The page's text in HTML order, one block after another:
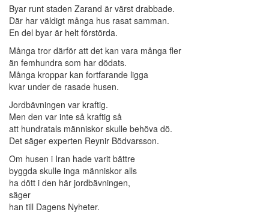
Byar runt staden Zarand är värst drabbade.
Där har väldigt många hus rasat samman.
En del byar är helt förstörda.
Många tror därför att det kan vara många fler
än femhundra som har dödats.
Många kroppar kan fortfarande ligga
kvar under de rasade husen.
Jordbävningen var kraftig.
Men den var inte så kraftig så
att hundratals människor skulle behöva dö.
Det säger experten Reynir Bödvarsson.
Om husen i Iran hade varit bättre
byggda skulle inga människor alls
ha dött i den här jordbävningen,
säger
han till Dagens Nyheter.